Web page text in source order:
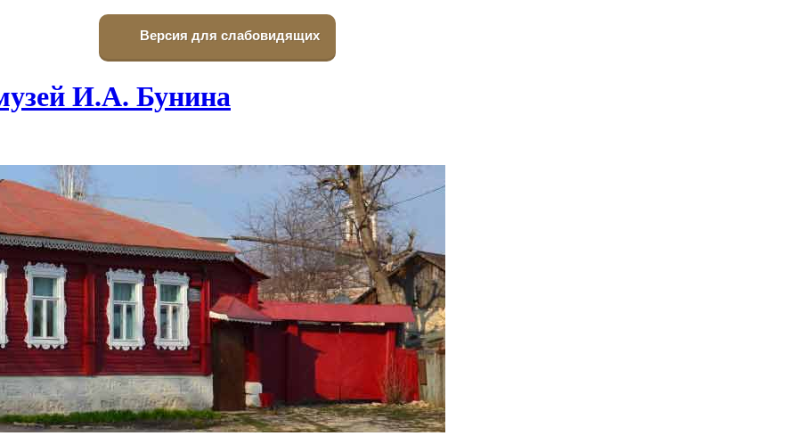
Версия для слабовидящих
И.А. Бунина